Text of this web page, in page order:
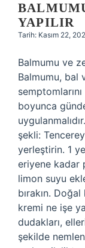
YAPILIR
Tarih: Kasım 22,
Balmumu ve
Balmumu, bal
boyunca
şekli:
yerleştirin. 1
eriyene kadar
limon suyu
bırakın.
kremi ne işe
dudakları,
şekilde